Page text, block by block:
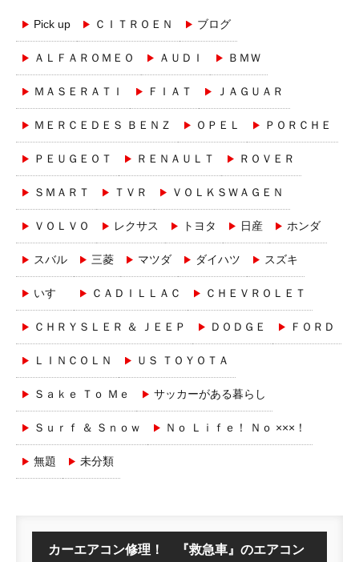
Pick up ＣＩＴＲＯＥＮ ブログ
ＡＬＦＡＲＯＭＥＯ ＡＵＤＩ ＢＭＷ
ＭＡＳＥＲＡＴＩ ＦＩＡＴ ＪＡＧＵＡＲ
ＭＥＲＣＥＤＥＳ ＢＥＮＺ ＯＰＥＬ ＰＯＲＣＨＥ
ＰＥＵＧＥＯＴ ＲＥＮＡＵＬＴ ＲＯＶＥＲ
ＳＭＡＲＴ ＴＶＲ ＶＯＬＫＳＷＡＧＥＮ
ＶＯＬＶＯ レクサス トヨタ 日産 ホンダ
スバル 三菱 マツダ ダイハツ スズキ
いすゞ ＣＡＤＩＬＬＡＣ ＣＨＥＶＲＯＬＥＴ
ＣＨＲＹＳＬＥＲ ＆ ＪＥＥＰ ＤＯＤＧＥ ＦＯＲＤ
ＬＩＮＣＯＬＮ ＵＳ ＴＯＹＯＴＡ
Ｓａｋｅ Ｔｏ Ｍｅ サッカーがある暮らし
Ｓｕｒｆ ＆ Ｓｎｏｗ Ｎｏ Ｌｉｆｅ！ Ｎｏ ×××！
無題 未分類
カーエアコン修理！ 『救急車』のエアコン